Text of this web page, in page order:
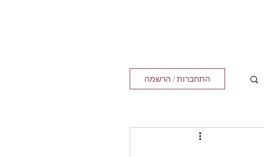
התחברות / הרשמה